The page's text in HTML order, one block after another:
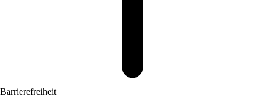
Barrierefreiheit